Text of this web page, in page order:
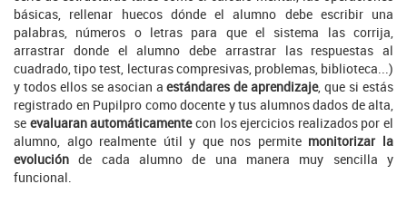
básicas, rellenar huecos dónde el alumno debe escribir una
palabras, números o letras para que el sistema las corrija,
arrastrar donde el alumno debe arrastrar las respuestas al
cuadrado, tipo test, lecturas compresivas, problemas, biblioteca...)
y todos ellos se asocian aestándares de aprendizaje, que si estás
registrado en Pupilpro como docente y tus alumnos dados de alta,
se evaluaran automáticamentecon los ejercicios realizados por el
alumno, algo realmente útil y que nos permite monitorizar la
evolución de cada alumno de una manera muy sencilla y
funcional.